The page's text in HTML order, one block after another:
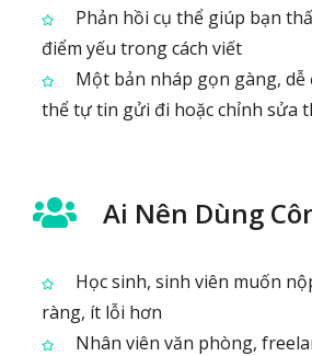
Phản hồi cụ thể giúp bạn
điểm yếu trong cách viết
Một bản nháp gọn gàng, dễ
thể tự tin gửi đi hoặc chỉnh sửa
Ai Nên Dùng
Học sinh, sinh viên muốn
ràng, ít lỗi hơn
Nhân viên văn phòng,